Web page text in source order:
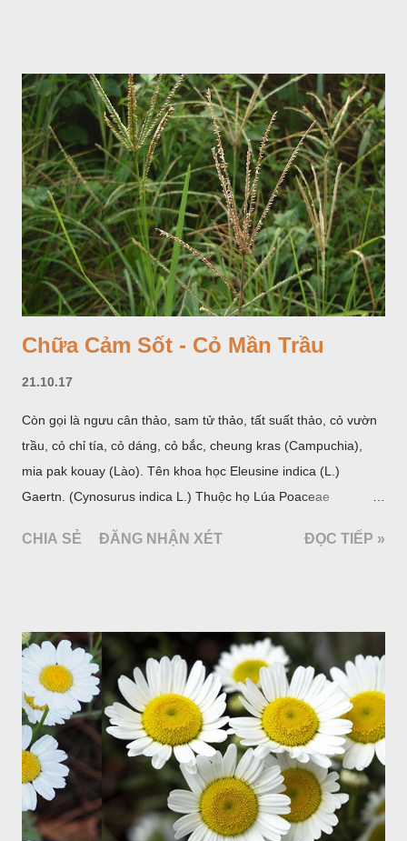
cá. Hoa nở về mùa hạ vào các tháng 5-8. (Hình dưới).
Chữa Cảm Sốt - Cỏ Mần Trầu
21.10.17
Còn gọi là ngưu cân thảo, sam tử thảo, tất suất thảo, cỏ vườn
trầu, cỏ chỉ tía, cỏ dáng, cỏ bắc, cheung kras (Campuchia),
mia pak kouay (Lào). Tên khoa học Eleusine indica (L.)
Gaertn. (Cynosurus indica L.) Thuộc họ Lúa Poaceae
CHIA SẺ ĐĂNG NHẬN XÉT ĐỌC TIẾP »